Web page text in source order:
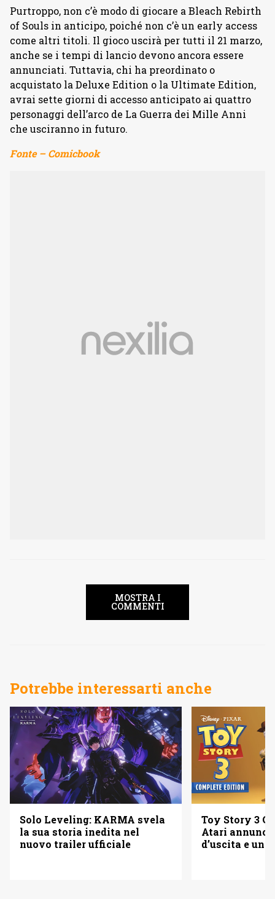
Purtroppo, non c’è modo di giocare a Bleach Rebirth
of Souls in anticipo, poiché non c’è un early access
come altri titoli. Il gioco uscirà per tutti il ​​21 marzo,
anche se i tempi di lancio devono ancora essere
annunciati. Tuttavia, chi ha preordinato o
acquistato la Deluxe Edition o la Ultimate Edition,
avrai sette giorni di accesso anticipato ai quattro
personaggi dell’arco de La Guerra dei Mille Anni
che usciranno in futuro.
Fonte – Comicbook
MOSTRA I
COMMENTI
Potrebbe interessarti anche
Solo Leveling: KARMA svela
la sua storia inedita nel
nuovo trailer ufficiale
Toy Story 3
Atari
d’uscita e